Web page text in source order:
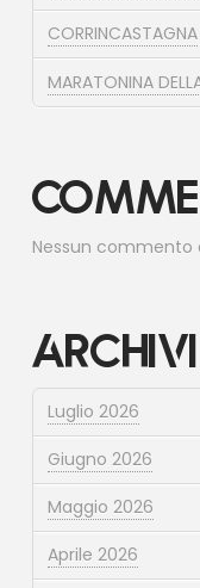
CORRINCASTAGNA
MARATONINA
Nessun commento
Archivi
Luglio 2026
Giugno 2026
Maggio 2026
Aprile 2026